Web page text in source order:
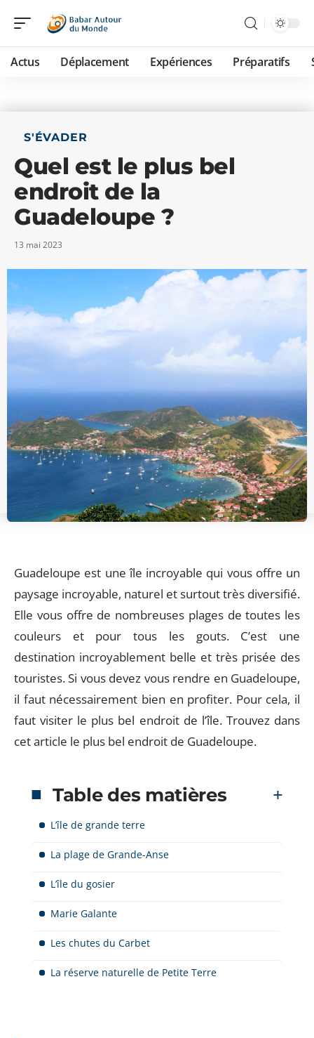
Actus Déplacement Expériences Préparatifs
S'ÉVADER
Quel est le plus bel
endroit de la
Guadeloupe ?
13 mai 2023
Guadeloupe est une île incroyable qui vous offre un
paysage incroyable, naturel et surtout très diversifié.
Elle vous offre de nombreuses plages de toutes les
couleurs et pour tous les gouts. C’est une
destination incroyablement belle et très prisée des
touristes. Si vous devez vous rendre en Guadeloupe,
il faut nécessairement bien en profiter. Pour cela, il
faut visiter le plus bel endroit de l’île. Trouvez dans
cet article le plus bel endroit de Guadeloupe.
Table des matières
L’île de grande terre
La plage de Grande-Anse
L’île du gosier
Marie Galante
Les chutes du Carbet
La réserve naturelle de Petite Terre